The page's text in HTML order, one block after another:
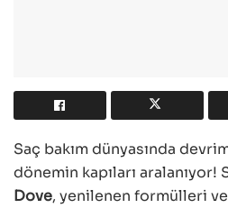
Saç bakım dünyasında
dönemin kapıları aralanıyor!
Dove, yenilenen formülleri